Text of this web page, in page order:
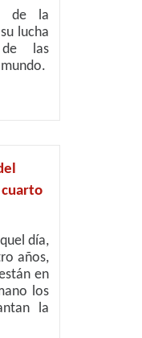
de la
lucha
las
cuarto
día,
años,
en
los
la